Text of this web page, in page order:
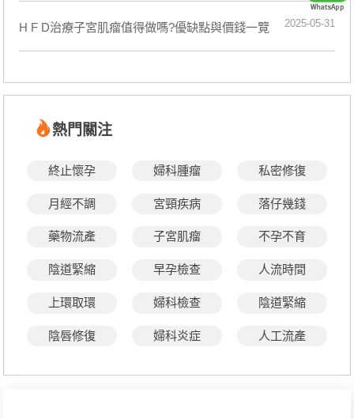
H F D治療子宮肌瘤值得做嗎?優缺點與價錢一覽 2025-05-31
熱門關注
終止懷孕 婦科腫瘤 私密修復
月經不調 宮頸疾病 落仔幾錢
藥物流產 子宮肌瘤 不孕不育
陰道緊縮 早孕檢查 人流時間
上環取環 婦科檢查 陰道緊縮
陰唇修復 婦科炎症 人工流產